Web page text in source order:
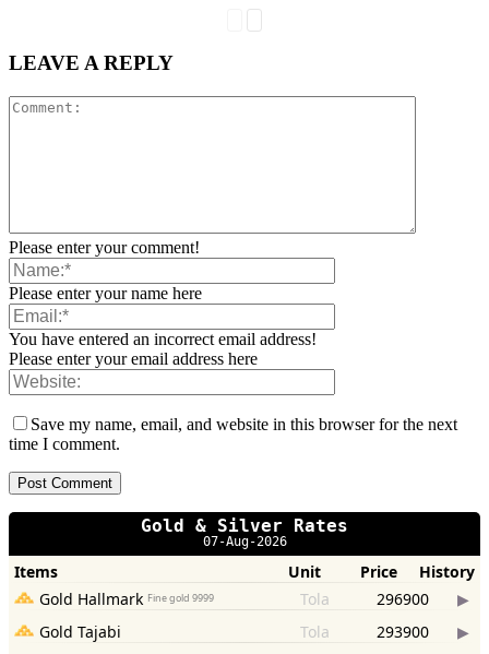
LEAVE A REPLY
Please enter your comment!
Please enter your name here
You have entered an incorrect email address!
Please enter your email address here
Save my name, email, and website in this browser for the next
time I comment.